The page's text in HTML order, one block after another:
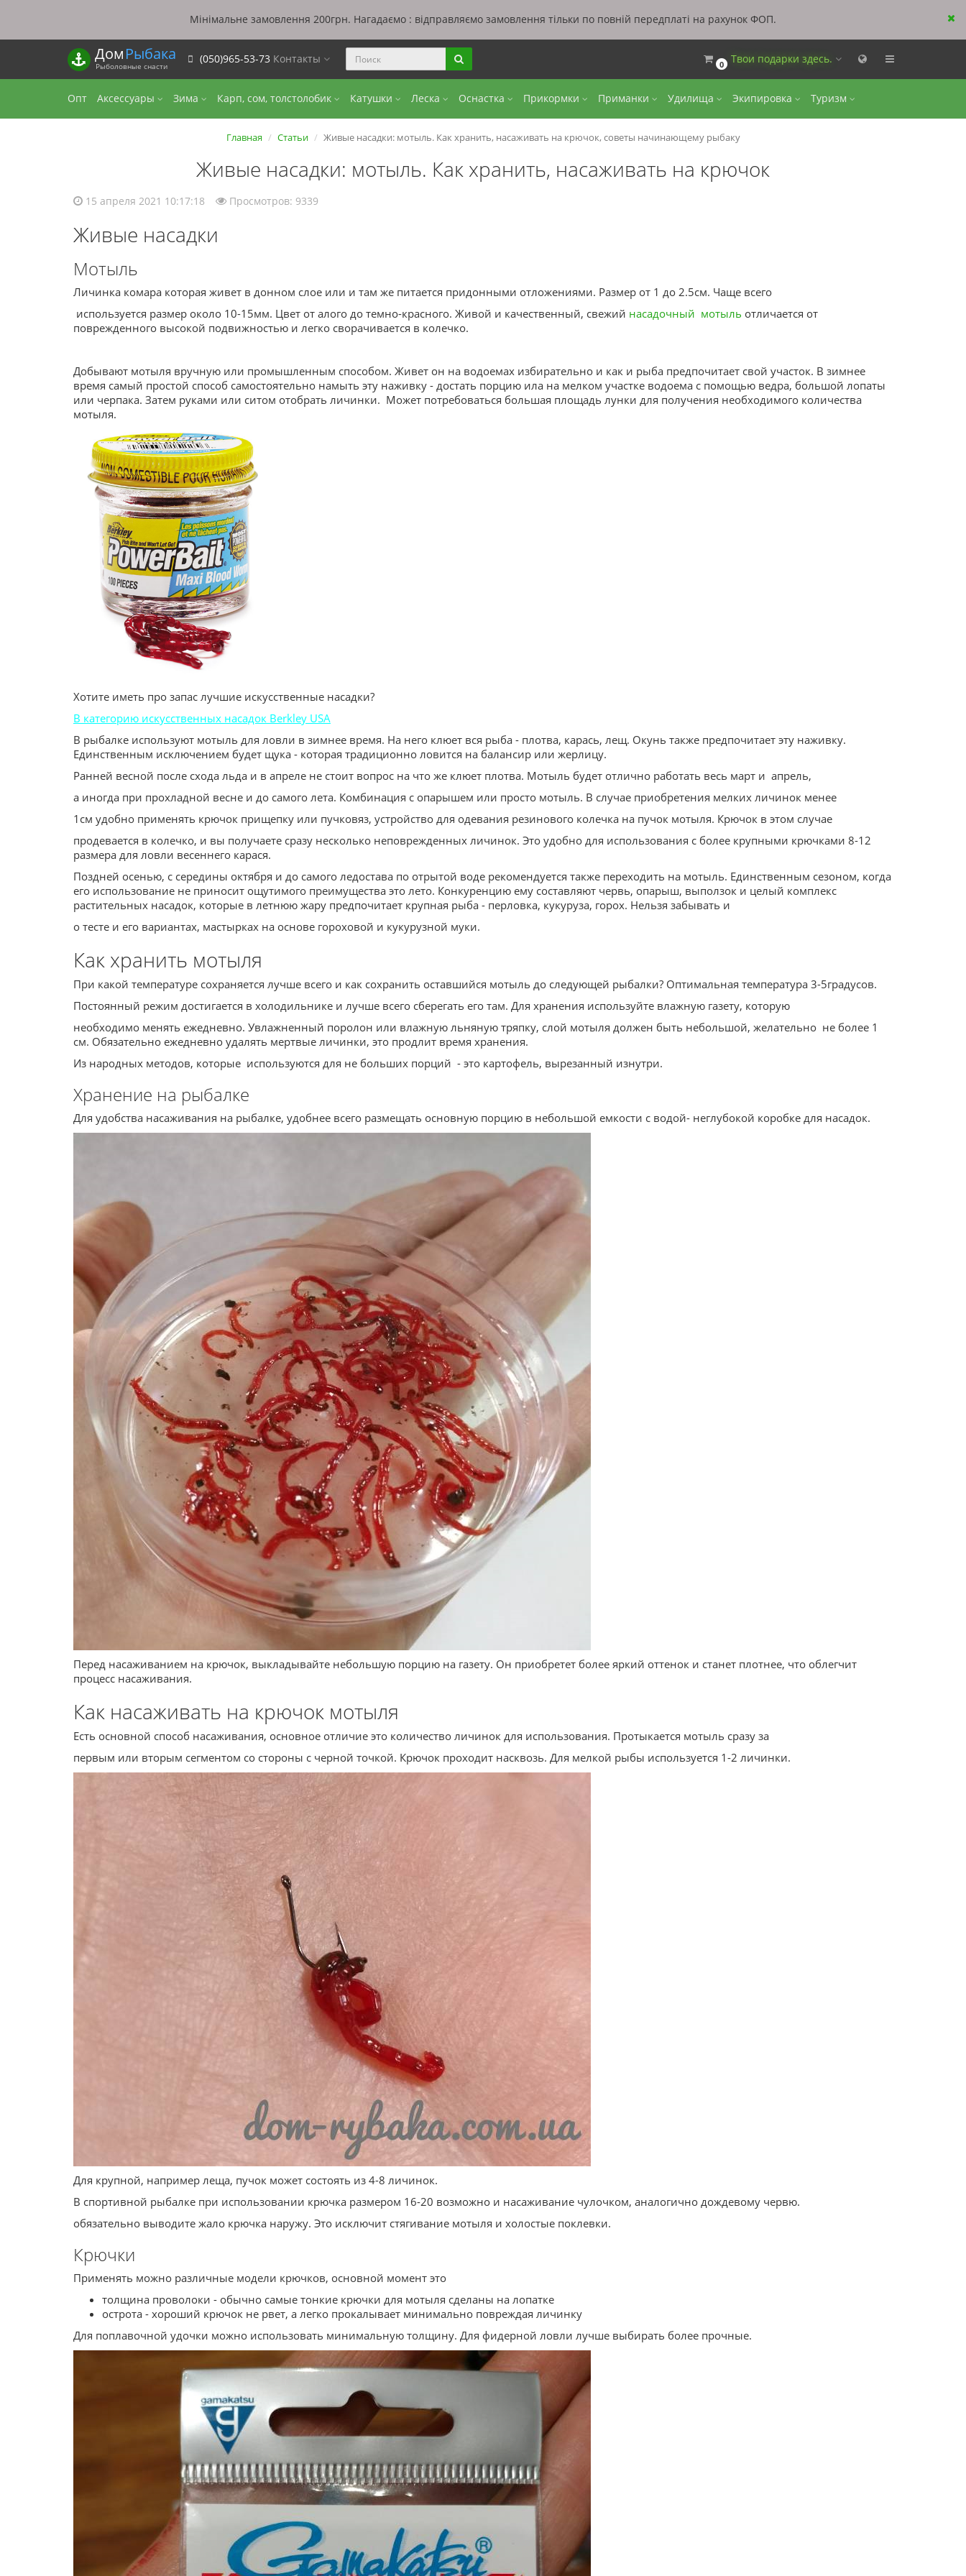
Мінімальне замовлення 200грн. Нагадаємо : відправляємо замовлення тільки по повній передплаті на рахунок ФОП.
ДомРыбака
Рыболовные снасти
(050)965-53-73 Контакты 0 Твои подарки здесь.
Опт Аксессуары Зима Карп, сом, толстолобик Катушки Леска Оснастка Прикормки Приманки Удилища Экипировка Туризм
Главная Статьи Живые насадки: мотыль. Как хранить, насаживать на крючок, советы начинающему рыбаку
Живые насадки: мотыль. Как хранить, насаживать на крючок
15 апреля 2021 10:17:18 Просмотров: 9339
Живые насадки
Мотыль
Личинка комара которая живет в донном слое или и там же питается придонными отложениями. Размер от 1 до 2.5см. Чаще всего
используется размер около 10-15мм. Цвет от алого до темно-красного. Живой и качественный, свежий насадочный мотыль отличается от
поврежденного высокой подвижностью и легко сворачивается в колечко.
Добывают мотыля вручную или промышленным способом. Живет он на водоемах избирательно и как и рыба предпочитает свой участок. В зимнее
время самый простой способ самостоятельно намыть эту наживку - достать порцию ила на мелком участке водоема с помощью ведра, большой лопаты
или черпака. Затем руками или ситом отобрать личинки. Может потребоваться большая площадь лунки для получения необходимого количества
мотыля.
Хотите иметь про запас лучшие искусственные насадки?
В категорию искусственных насадок Berkley USA
В рыбалке используют мотыль для ловли в зимнее время. На него клюет вся рыба - плотва, карась, лещ. Окунь также предпочитает эту наживку.
Единственным исключением будет щука - которая традиционно ловится на балансир или жерлицу.
Ранней весной после схода льда и в апреле не стоит вопрос на что же клюет плотва. Мотыль будет отлично работать весь март и апрель,
а иногда при прохладной весне и до самого лета. Комбинация с опарышем или просто мотыль. В случае приобретения мелких личинок менее
1см удобно применять крючок прищепку или пучковяз, устройство для одевания резинового колечка на пучок мотыля. Крючок в этом случае
продевается в колечко, и вы получаете сразу несколько неповрежденных личинок. Это удобно для использования с более крупными крючками 8-12
размера для ловли весеннего карася.
Поздней осенью, с середины октября и до самого ледостава по отрытой воде рекомендуется также переходить на мотыль. Единственным сезоном, когда
его использование не приносит ощутимого преимущества это лето. Конкуренцию ему составляют червь, опарыш, выползок и целый комплекс
растительных насадок, которые в летнюю жару предпочитает крупная рыба - перловка, кукуруза, горох. Нельзя забывать и
о тесте и его вариантах, мастырках на основе гороховой и кукурузной муки.
Как хранить мотыля
При какой температуре сохраняется лучше всего и как сохранить оставшийся мотыль до следующей рыбалки? Оптимальная температура 3-5градусов.
Постоянный режим достигается в холодильнике и лучше всего сберегать его там. Для хранения используйте влажную газету, которую
необходимо менять ежедневно. Увлажненный поролон или влажную льняную тряпку, слой мотыля должен быть небольшой, желательно не более 1
см. Обязательно ежедневно удалять мертвые личинки, это продлит время хранения.
Из народных методов, которые используются для не больших порций - это картофель, вырезанный изнутри.
Хранение на рыбалке
Для удобства насаживания на рыбалке, удобнее всего размещать основную порцию в небольшой емкости с водой- неглубокой коробке для насадок.
Перед насаживанием на крючок, выкладывайте небольшую порцию на газету. Он приобретет более яркий оттенок и станет плотнее, что облегчит
процесс насаживания.
Как насаживать на крючок мотыля
Есть основной способ насаживания, основное отличие это количество личинок для использования. Протыкается мотыль сразу за
первым или вторым сегментом со стороны с черной точкой. Крючок проходит насквозь. Для мелкой рыбы используется 1-2 личинки.
Для крупной, например леща, пучок может состоять из 4-8 личинок.
В спортивной рыбалке при использовании крючка размером 16-20 возможно и насаживание чулочком, аналогично дождевому червю.
обязательно выводите жало крючка наружу. Это исключит стягивание мотыля и холостые поклевки.
Крючки
Применять можно различные модели крючков, основной момент это
толщина проволоки - обычно самые тонкие крючки для мотыля сделаны на лопатке
острота - хороший крючок не рвет, а легко прокалывает минимально повреждая личинку
Для поплавочной удочки можно использовать минимальную толщину. Для фидерной ловли лучше выбирать более прочные.